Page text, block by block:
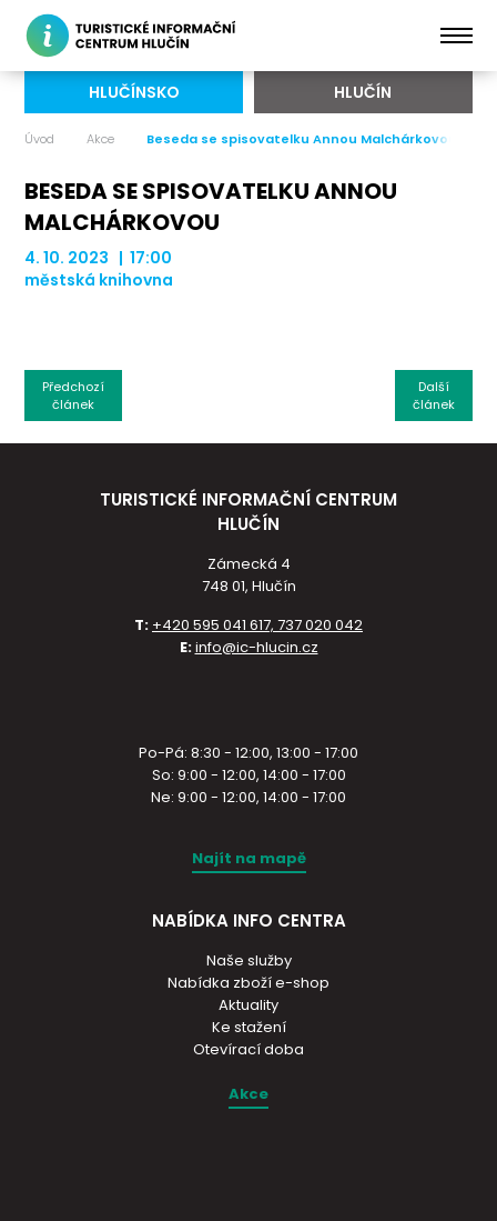
HLUČÍNSKO HLUČÍN
Úvod Akce Beseda se spisovatelku Annou Malchárkovou
BESEDA SE SPISOVATELKU ANNOU
MALCHÁRKOVOU
4. 10. 2023 | 17:00
městská knihovna
Další
článek
Předchozí
článek
TURISTICKÉ INFORMAČNÍ CENTRUM
HLUČÍN
Zámecká 4
748 01, Hlučín
T: +420 595 041 617, 737 020 042
E:info@ic-hlucin.cz
Po-Pá: 8:30 - 12:00, 13:00 - 17:00
So: 9:00 - 12:00, 14:00 - 17:00
Ne: 9:00 - 12:00, 14:00 - 17:00
Najít na mapě
NABÍDKA INFO CENTRA
Naše služby
Nabídka zboží e-shop
Aktuality
Ke stažení
Otevírací doba
Akce